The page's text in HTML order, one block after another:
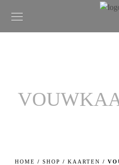
HOME / SHOP / KAARTEN /